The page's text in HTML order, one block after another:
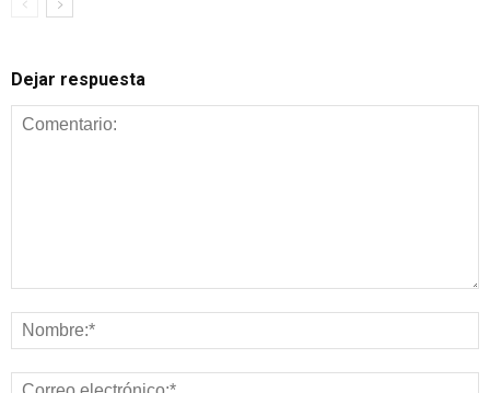
Dejar respuesta